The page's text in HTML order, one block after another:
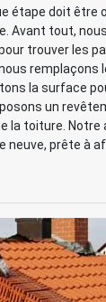
étape doit être
Avant tout,
trouver les
remplaçons
la surface
un
la toiture.
neuve, prête à